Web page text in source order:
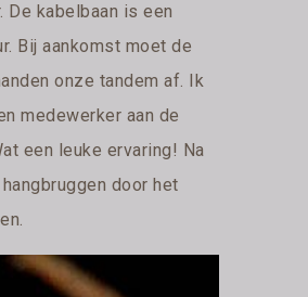
De kabelbaan is een
Bij aankomst moet de
onze tandem af. Ik
medewerker aan de
een leuke ervaring! Na
door het